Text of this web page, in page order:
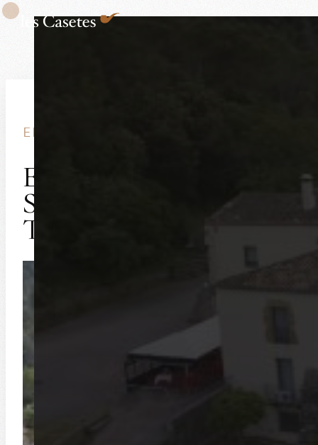
EN ENTORNO
El Santuario de Nuestra
Señora de la Salut de
Terrades